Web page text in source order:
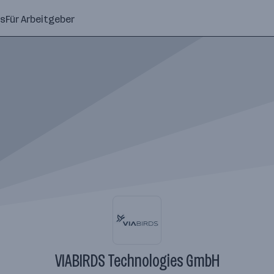
Für Arbeitgeber
VIABIRDS Technologies GmbH